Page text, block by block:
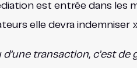
est entrée dans les
elle devra indemniser
d’une transaction, c’est